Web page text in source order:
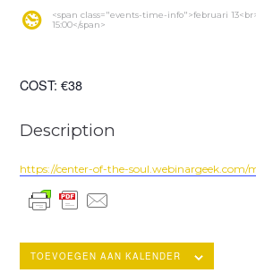
<span class="events-time-info">februari
15:00</span>
COST:€38
Description
https://center-of-the-soul.webinargeek.com/
TOEVOEGEN AAN KALENDER